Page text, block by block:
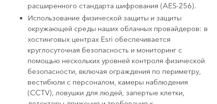
расширенного стандарта шифрования (AES-256).
Использование физической защиты и защиты
окружающей среды наших облачных провайдеров: в
хостинговых центрах Esri обеспечивается
круглосуточная безопасность и мониторинг с
помощью нескольких уровней контроля физической
безопасности, включая ограждения по периметру,
вестибюли с персоналом, камеры наблюдения
(CCTV), ловушки для людей, запертые клетки,